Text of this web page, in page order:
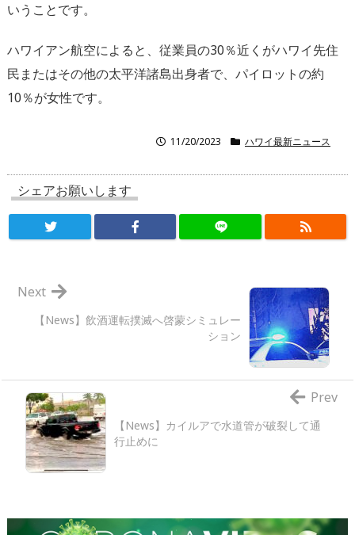
いうことです。
ハワイアン航空によると、従業員の30％近くがハワイ先住
民またはその他の太平洋諸島出身者で、パイロットの約
10％が女性です。
11/20/2023 ハワイ最新ニュース
シェアお願いします
【News】飲酒運転撲滅へ啓蒙シミュレー
ション
Next
【News】カイルアで水道管が破裂して通
行止めに
Prev